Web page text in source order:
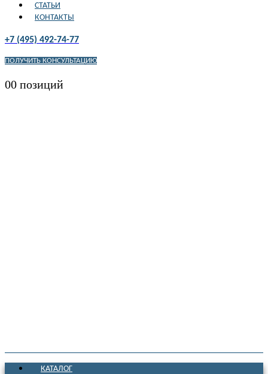
СТАТЬИ
КОНТАКТЫ
+7 (495) 492-74-77
ПОЛУЧИТЬ КОНСУЛЬТАЦИЮ
00 позиций
КАТАЛОГ